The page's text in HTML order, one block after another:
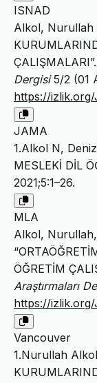
ISNAD
Alkol, Nurullah
ÇALIŞMALARI”.
Dergisi5/2 (01
https://
JAMA
1.Alkol N,
MESLEKİ DİL
2021;5:1–26.
MLA
Alkol,
ÖĞRETİM
Araştırmaları
https://
Vancouver
1.Nurullah